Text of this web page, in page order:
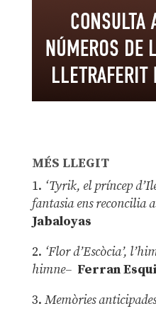
MÉS LLEGIT
1. ‘Tyrik, el príncep
fantasia ens reconcilia
Jabaloyas
2. ‘Flor d’Escòcia’,
himne– Ferran
3. Memòries